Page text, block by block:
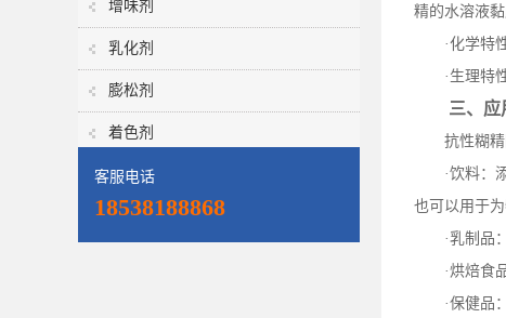
增味剂
乳化剂
膨松剂
着色剂
客服电话
18538188868
精的水溶液
·化学特
·生理特
三、应
抗性糊
·饮料：
也可以用于
·乳制品
·烘焙食
·保健品